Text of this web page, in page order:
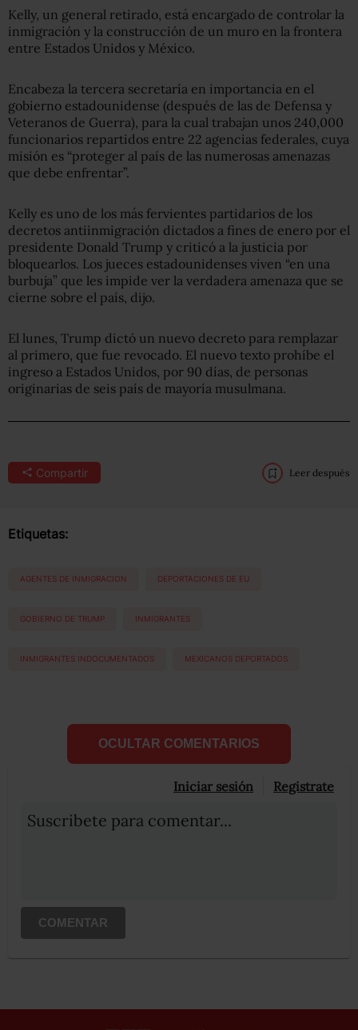
Kelly, un general retirado, está encargado de controlar la
inmigración y la construcción de un muro en la frontera
entre Estados Unidos y México.
Encabeza la tercera secretaría en importancia en el
gobierno estadounidense (después de las de Defensa y
Veteranos de Guerra), para la cual trabajan unos 240,000
funcionarios repartidos entre 22 agencias federales, cuya
misión es “proteger al país de las numerosas amenazas
que debe enfrentar”.
Kelly es uno de los más fervientes partidarios de los
decretos antiinmigración dictados a fines de enero por el
presidente Donald Trump y criticó a la justicia por
bloquearlos. Los jueces estadounidenses viven “en una
burbuja” que les impide ver la verdadera amenaza que se
cierne sobre el país, dijo.
El lunes, Trump dictó un nuevo decreto para remplazar
al primero, que fue revocado. El nuevo texto prohíbe el
ingreso a Estados Unidos, por 90 días, de personas
originarias de seis país de mayoría musulmana.
Compartir Leer después
Etiquetas:
AGENTES DE INMIGRACION DEPORTACIONES DE EU
GOBIERNO DE TRUMP INMIGRANTES
INMIGRANTES INDOCUMENTADOS MEXICANOS DEPORTADOS
OCULTAR COMENTARIOS
Iniciar sesión Registrate
Suscribete para comentar...
COMENTAR